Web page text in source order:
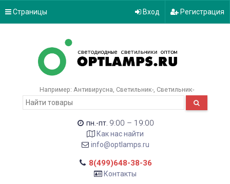
Страницы Вход Регистрация
Например: Антивирусна Светильник- Светильник-
пн.-пт. 9:00 – 19:00
Как нас найти
info@optlamps.ru
8(499)648-38-36
Контакты